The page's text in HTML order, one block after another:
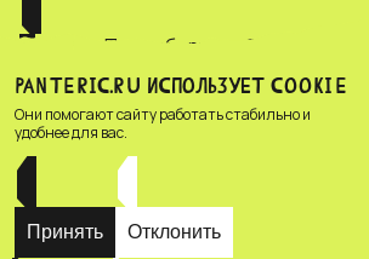
Санкт-Петербург, ул. Зверинская, д.
2/5
PANTERIC.RU ИСПОЛЬЗУЕТ COOKIE
Они помогают сайту работать стабильно и
удобнее для вас.
Принять Отклонить